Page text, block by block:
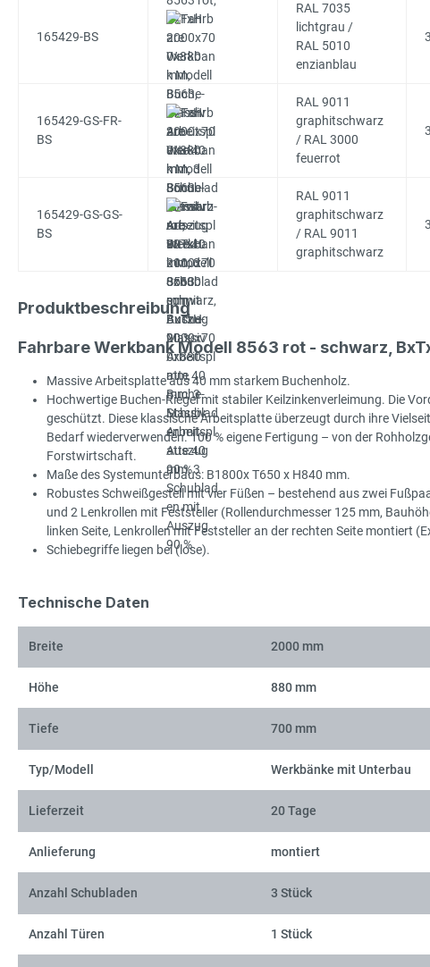
165429-BS
RAL 7035
lichtgrau /
RAL 5010
enzianblau
165429-GS-FR-
BS
RAL 9011
graphitschwarz
/ RAL 3000
feuerrot
165429-GS-GS-
BS
RAL 9011
graphitschwarz
/ RAL 9011
graphitschwarz
Produktbeschreibung
Fahrbare Werkbank Modell 8563 rot - schwarz,
Massive Arbeitsplatte aus 40 mm starkem Buchenholz.
Hochwertige Buchen-Riegel mit stabiler Keilzinkenverleimung. Die
geschützt. Diese klassische Arbeitsplatte überzeugt durch ihre
Bedarf wiederverwenden. 100 % eigene Fertigung – von der
Forstwirtschaft.
Maße des Systemunterbaus: B1800x T650 x H840 mm.
Robustes Schweißgestell mit vier Füßen – bestehend aus zwei
und 2 Lenkrollen mit Feststeller (Rollendurchmesser 125 mm,
linken Seite, Lenkrollen mit Feststeller an der rechten Seite montiert
Schiebegriffe liegen bei (lose).
Technische Daten
Breite 2000 mm
Höhe 880 mm
Tiefe 700 mm
Typ/Modell Werkbänke mit Unterbau
Lieferzeit 20 Tage
Anlieferung montiert
Anzahl Schubladen 3 Stück
Anzahl Türen 1 Stück